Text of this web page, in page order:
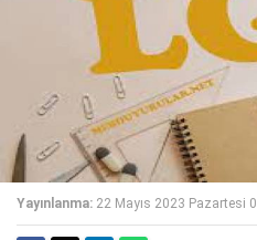
Yayınlanma: 22 Mayıs 2023 Pazartesi